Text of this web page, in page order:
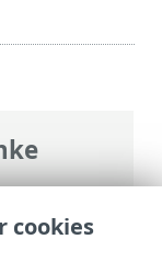
ESET
cookies